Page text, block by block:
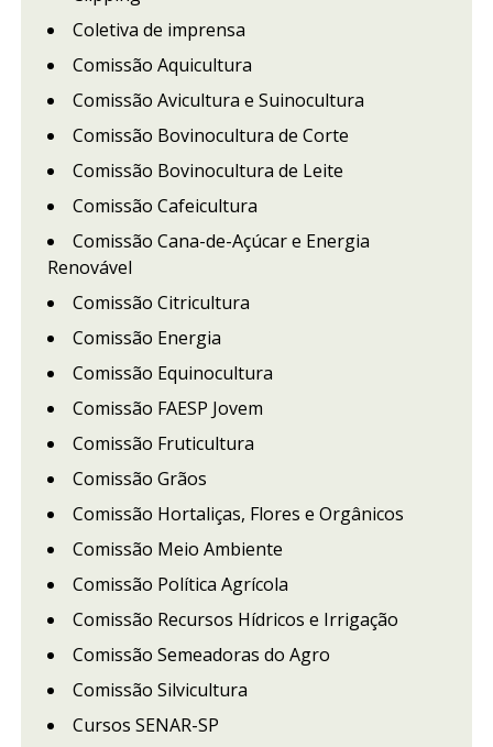
Coletiva de imprensa
Comissão Aquicultura
Comissão Avicultura e Suinocultura
Comissão Bovinocultura de Corte
Comissão Bovinocultura de Leite
Comissão Cafeicultura
Comissão Cana-de-Açúcar e Energia
Renovável
Comissão Citricultura
Comissão Energia
Comissão Equinocultura
Comissão FAESP Jovem
Comissão Fruticultura
Comissão Grãos
Comissão Hortaliças, Flores e Orgânicos
Comissão Meio Ambiente
Comissão Política Agrícola
Comissão Recursos Hídricos e Irrigação
Comissão Semeadoras do Agro
Comissão Silvicultura
Cursos SENAR-SP